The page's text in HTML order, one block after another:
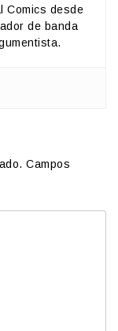
Comics desde
de banda
Campos